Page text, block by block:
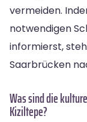
vermeiden.
notwendigen
informierst,
Saarbrücken
Was sind die
Kiziltepe?